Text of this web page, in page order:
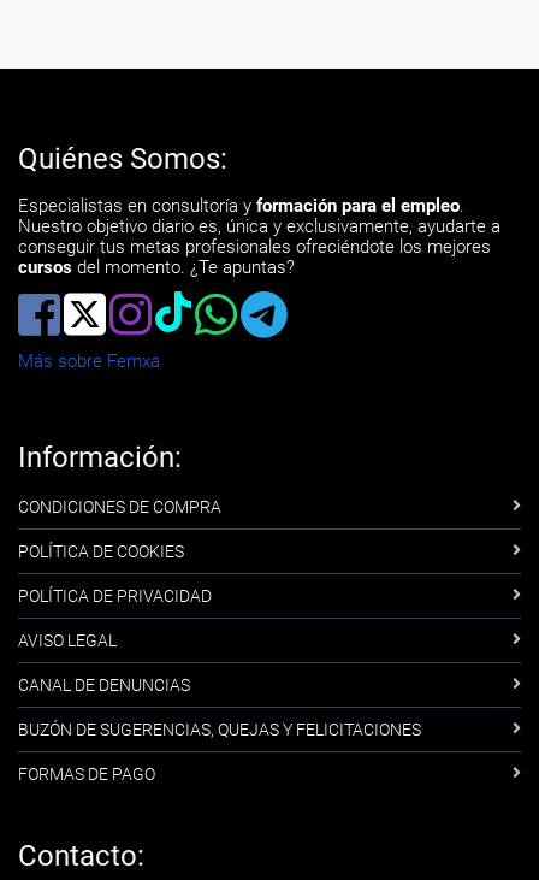
Quiénes Somos:
Especialistas en consultoría y formación para el empleo.
Nuestro objetivo diario es, única y exclusivamente, ayudarte a
conseguir tus metas profesionales ofreciéndote los mejores
cursos del momento. ¿Te apuntas?
Más sobre Femxa
Información:
CONDICIONES DE COMPRA
POLÍTICA DE COOKIES
POLÍTICA DE PRIVACIDAD
AVISO LEGAL
CANAL DE DENUNCIAS
BUZÓN DE SUGERENCIAS, QUEJAS Y FELICITACIONES
FORMAS DE PAGO
Contacto: